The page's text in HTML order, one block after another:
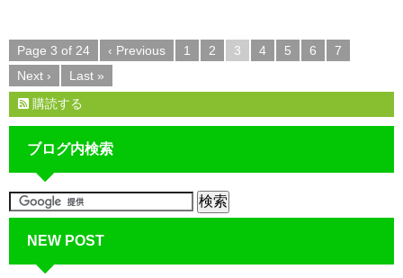
Page 3 of 24 ‹ Previous 1 2 3 4 5 6
7
Next ›
Last »
購読する
ブログ内検索
NEW POST